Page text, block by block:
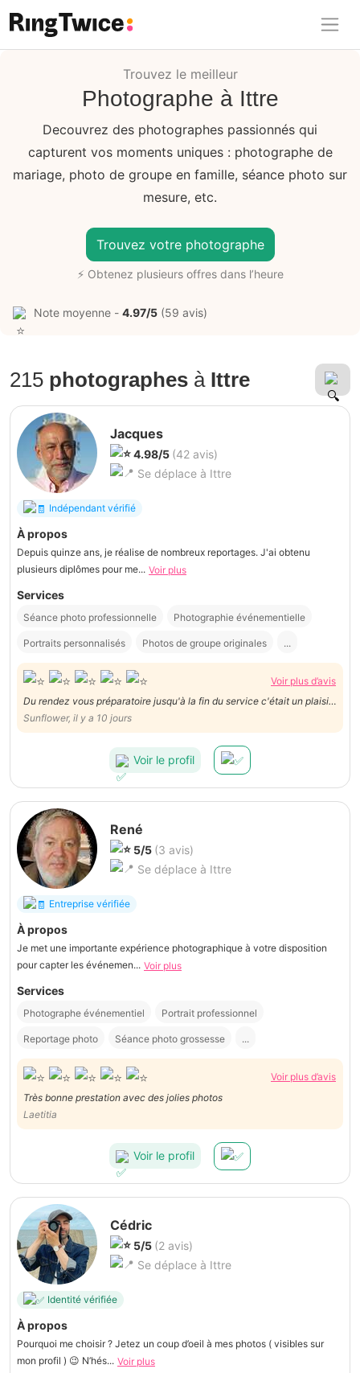
Ring Twice
Trouvez le meilleur
Photographe à Ittre
Decouvrez des photographes passionnés qui
capturent vos moments uniques : photographe de
mariage, photo de groupe en famille, séance photo sur
mesure, etc.
Trouvez votre photographe
⚡ Obtenez plusieurs offres dans l’heure
Note moyenne - 4.97/5 (59 avis)
215 photographes à Ittre
Jacques
4.98/5 (42 avis)
Se déplace à Ittre
Indépendant vérifié
À propos
Depuis quinze ans, je réalise de nombreux reportages. J'ai obtenu
plusieurs diplômes pour me... Voir plus
Services
Séance photo professionnelle Photographie événementielle
Portraits personnalisés Photos de groupe originales ...
Voir plus d’avis
Du rendez vous préparatoire jusqu'à la fin du service c'était un plaisir
de collaborer avec Jacques! Nous le recommandons vivement.
Sunflower, il y a 10 jours
Voir le profil
René
5/5 (3 avis)
Se déplace à Ittre
Entreprise vérifiée
À propos
Je met une importante expérience photographique à votre disposition
pour capter les événemen... Voir plus
Services
Photographe événementiel Portrait professionnel
Reportage photo Séance photo grossesse ...
Voir plus d’avis
Très bonne prestation avec des jolies photos
Laetitia
Voir le profil
Cédric
5/5 (2 avis)
Se déplace à Ittre
Identité vérifiée
À propos
Pourquoi me choisir ? Jetez un coup d’oeil à mes photos ( visibles sur
mon profil ) 😉 N’hés... Voir plus